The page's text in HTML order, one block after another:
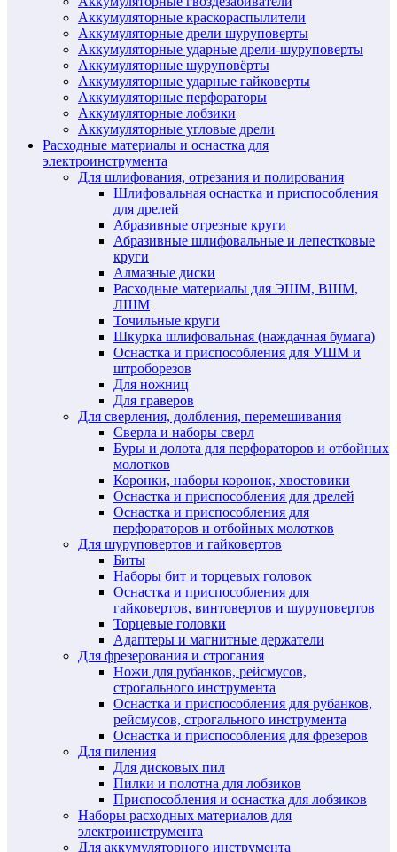
Аккумуляторные краскораспылители
Аккумуляторные дрели шуруповерты
Аккумуляторные ударные дрели-шуруповерты
Аккумуляторные шуруповёрты
Аккумуляторные ударные гайковерты
Аккумуляторные перфораторы
Аккумуляторные лобзики
Аккумуляторные угловые дрели
Расходные материалы и оснастка для
электроинструмента
Для шлифования, отрезания и полирования
Шлифовальная оснастка и приспособления
для дрелей
Абразивные отрезные круги
Абразивные шлифовальные и лепестковые
круги
Алмазные диски
Расходные материалы для ЭШМ, ВШМ,
ЛШМ
Точильные круги
Шкурка шлифовальная (наждачная бумага)
Оснастка и приспособления для УШМ и
штроборезов
Для ножниц
Для граверов
Для сверления, долбления, перемешивания
Сверла и наборы сверл
Буры и долота для перфораторов и отбойных
молотков
Коронки, наборы коронок, хвостовики
Оснастка и приспособления для дрелей
Оснастка и приспособления для
перфораторов и отбойных молотков
Для шуруповертов и гайковертов
Биты
Наборы бит и торцевых головок
Оснастка и приспособления для
гайковертов, винтовертов и шуруповертов
Торцевые головки
Адаптеры и магнитные держатели
Для фрезерования и строгания
Ножи для рубанков, рейсмусов,
строгального инструмента
Оснастка и приспособления для рубанков,
рейсмусов, строгального инструмента
Оснастка и приспособления для фрезеров
Для пиления
Для дисковых пил
Пилки и полотна для лобзиков
Приспособления и оснастка для лобзиков
Наборы расходных материалов для
электроинструмента
Для аккумуляторного инструмента